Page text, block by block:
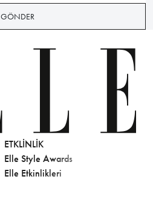
GÖNDER
ETKLINLIK
Elle Style Awards
Elle Etkinlikleri